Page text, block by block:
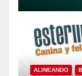
ALINEANDO